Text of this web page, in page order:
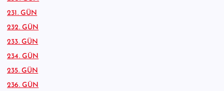
231. GÜN
232. GÜN
233. GÜN
234. GÜN
235. GÜN
236. GÜN